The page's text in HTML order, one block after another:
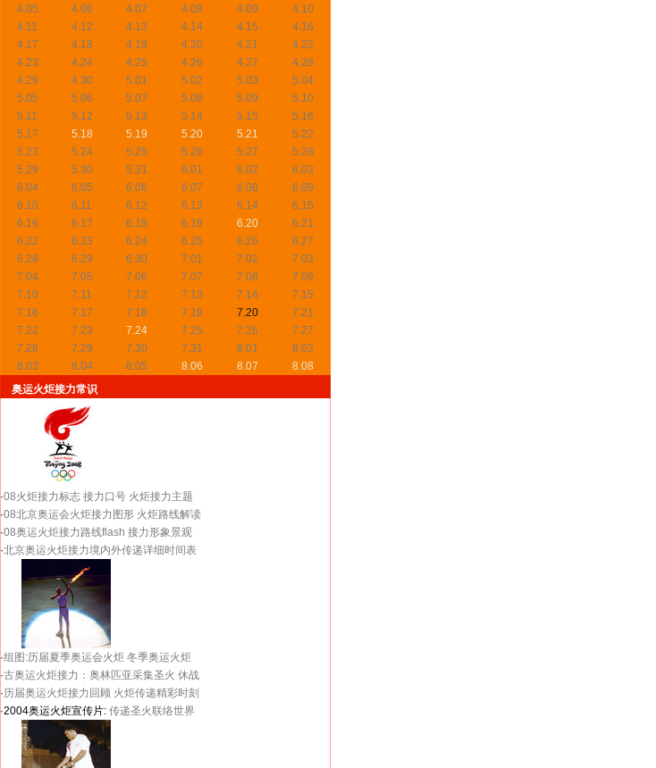
4.05
4.06 4.07 4.08 4.09
4.10
4.11
4.12 4.13 4.14 4.15
4.16
4.17
4.18 4.19 4.20 4.21
4.22
4.23
4.24 4.25 4.26 4.27
4.28
4.29
4.30 5.01 5.02 5.03
5.04
5.05
5.06 5.07 5.08 5.09
5.10
5.11
5.12 5.13 5.14 5.15
5.16
5.17
5.18 5.19 5.20 5.21
5.22
5.23
5.24 5.25 5.26 5.27
5.28
5.29
5.30 5.31 6.01 6.02
6.03
6.04
6.05 6.06 6.07 6.08
6.09
6.10
6.11 6.12 6.13 6.14
6.15
6.16
6.17 6.18 6.19 6.20
6.21
6.22
6.23 6.24 6.25 6.26
6.27
6.28
6.29 6.30 7.01 7.02
7.03
7.04
7.05 7.06 7.07 7.08
7.09
7.10
7.11 7.12 7.13 7.14
7.15
7.16
7.17 7.18 7.19 7.20
7.21
7.22
7.23 7.24 7.25 7.26
7.27
7.28
7.29 7.30 7.31 8.01
8.02
8.03
8.04 8.05 8.06 8.07
8.08
奥运火炬接力常识
·08火炬接力标志 接力口号 火炬接力主题
·08北京奥运会火炬接力图形 火炬路线解读
·08奥运火炬接力路线flash 接力形象景观
·北京奥运火炬接力境内外传递详细时间表
·组图:历届夏季奥运会火炬 冬季奥运火炬
·古奥运火炬接力：奥林匹亚采集圣火 休战
·历届奥运火炬接力回顾 火炬传递精彩时刻
·2004奥运火炬宣传片: 传递圣火联络世界